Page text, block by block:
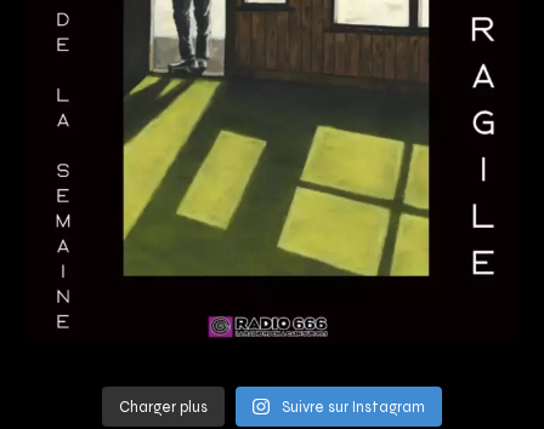
Charger plus Suivre sur Instagram